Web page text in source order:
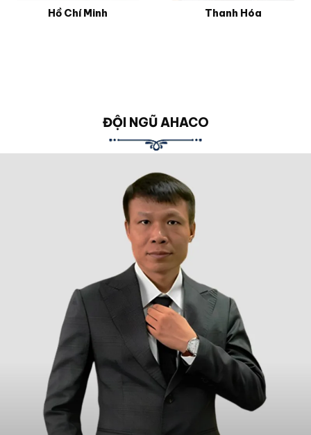
Hồ Chí Minh Thanh Hóa
ĐỘI NGŨ AHACO